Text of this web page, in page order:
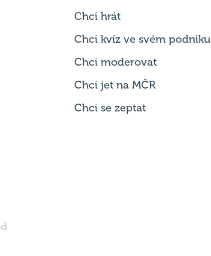
Chci hrát
Chci kvíz ve svém podniku
Chci moderovat
Chci jet na MČR
Chci se zeptat